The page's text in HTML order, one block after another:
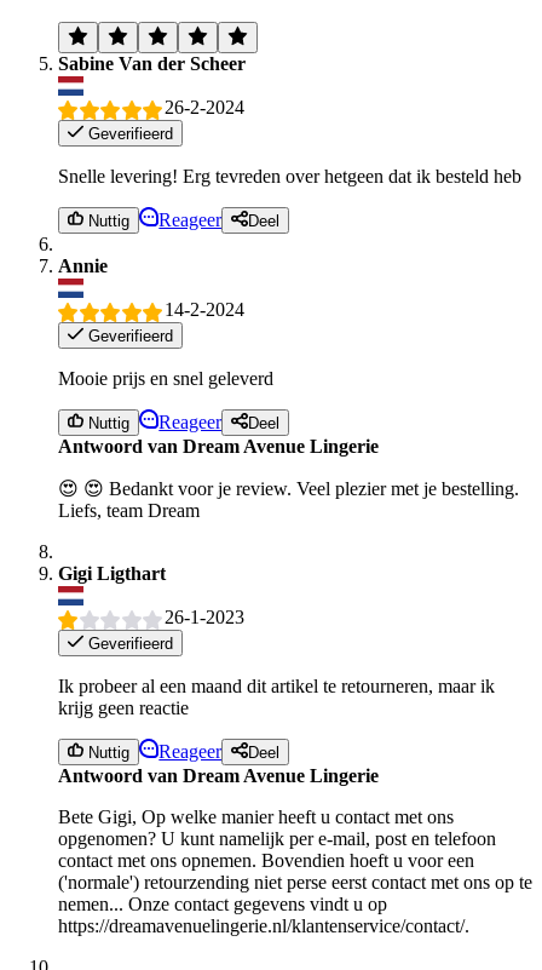
Sabine Van der Scheer
26-2-2024
Geverifieerd
Snelle levering! Erg tevreden over hetgeen dat ik besteld heb
Nuttig Reageer Deel
Annie
14-2-2024
Geverifieerd
Mooie prijs en snel geleverd
Nuttig Reageer Deel
Antwoord van Dream Avenue Lingerie
😍 😍 Bedankt voor je review. Veel plezier met je bestelling.
Liefs, team Dream
Gigi Ligthart
26-1-2023
Geverifieerd
Ik probeer al een maand dit artikel te retourneren, maar ik
krijg geen reactie
Nuttig Reageer Deel
Antwoord van Dream Avenue Lingerie
Bete Gigi, Op welke manier heeft u contact met ons
opgenomen? U kunt namelijk per e-mail, post en telefoon
contact met ons opnemen. Bovendien hoeft u voor een
('normale') retourzending niet perse eerst contact met ons op te
nemen... Onze contact gegevens vindt u op
https://dreamavenuelingerie.nl/klantenservice/contact/.